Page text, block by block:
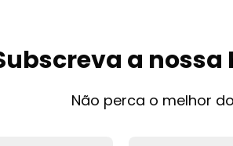
a nossa
Não perca o melhor